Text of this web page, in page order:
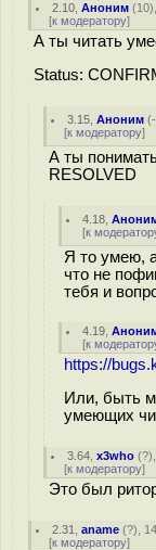
2.10 ,Аноним (10
[к модератору]
А ты читать
Status:
3.15 ,Аноним (-
[к модератору]
А ты
RESOLVED
4.18 ,
[к
Я то умею,
что не
тебя и
4.19 ,
[к
https://
Или, быть
умеющих
3.64 ,x3who (?
[к модератору]
Это был
2.31 ,aname (?),
[к модератору]